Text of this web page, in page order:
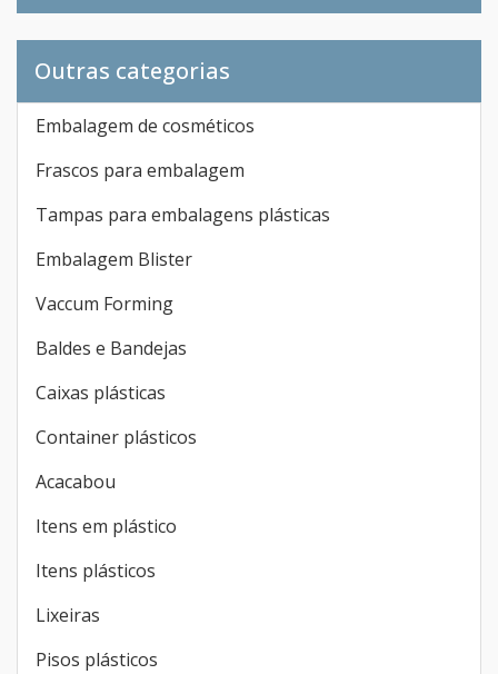
Outras categorias
Embalagem de cosméticos
Frascos para embalagem
Tampas para embalagens plásticas
Embalagem Blister
Vaccum Forming
Baldes e Bandejas
Caixas plásticas
Container plásticos
Acacabou
Itens em plástico
Itens plásticos
Lixeiras
Pisos plásticos